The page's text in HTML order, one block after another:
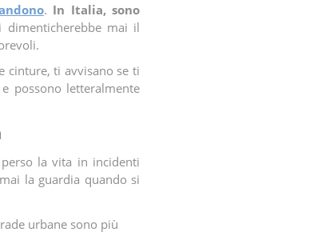
. In Italia, sono
dimenticherebbe mai il
cinture, ti avvisano se ti
possono letteralmente
la vita in incidenti
la guardia quando si
urbane sono più